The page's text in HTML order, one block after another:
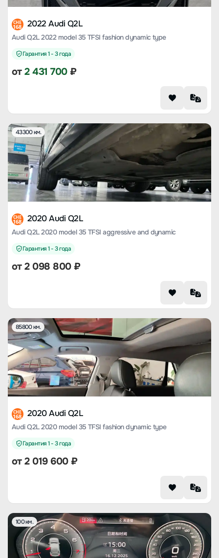
CHE
168 2022 Audi Q2L
Audi Q2L 2022 model 35 TFSI fashion dynamic type
Гарантия 1 - 3 года
от2 431 700₽
43300 км.
CHE
168 2020 Audi Q2L
Audi Q2L 2020 model 35 TFSI aggressive and dynamic
Гарантия 1 - 3 года
от2 098 800₽
85800 км.
CHE
168 2020 Audi Q2L
Audi Q2L 2020 model 35 TFSI fashion dynamic type
Гарантия 1 - 3 года
от2 019 600₽
100 км.